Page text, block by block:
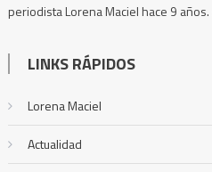
periodista Lorena Maciel hace 9 años.
LINKS RÁPIDOS
Lorena Maciel
Actualidad